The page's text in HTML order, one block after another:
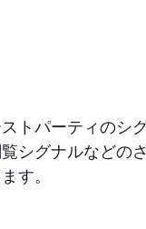
トパーティのシ
シグナルなどの
す。